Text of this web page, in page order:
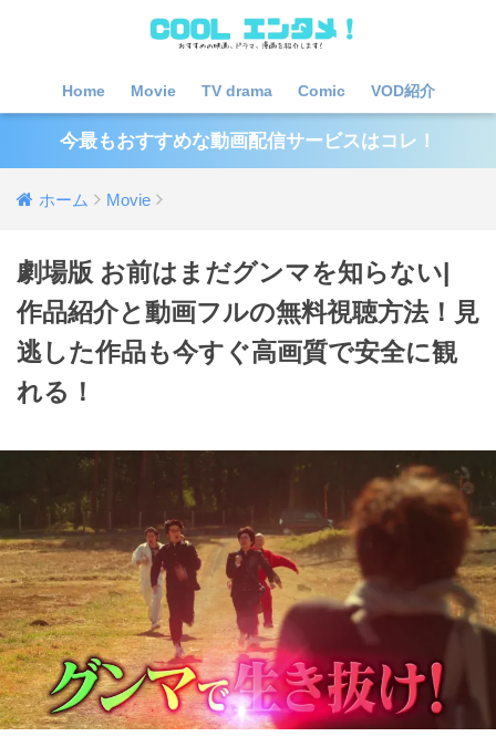
Home Movie TV drama Comic VOD紹介
今最もおすすめな動画配信サービスはコレ！
ホーム Movie
劇場版 お前はまだグンマを知らない|
作品紹介と動画フルの無料視聴方法！見
逃した作品も今すぐ高画質で安全に観
れる！